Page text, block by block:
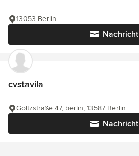
Nachricht
13053 Berlin
cvstavila
Nachricht
Goltzstraße 47, berlin, 13587 Berlin